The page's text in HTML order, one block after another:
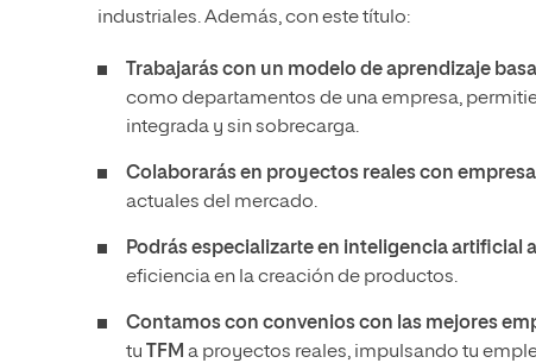
industriales. Además, con este título:
Trabajarás con un modelo de aprendizaje
como departamentos de una empresa,
integrada y sin sobrecarga.
Colaborarás en proyectos reales con
actuales del mercado.
Podrás especializarte en inteligencia artificial
eficiencia en la creación de productos.
Contamos con convenios con las mejores
tu
TFM a proyectos reales, impulsando tu